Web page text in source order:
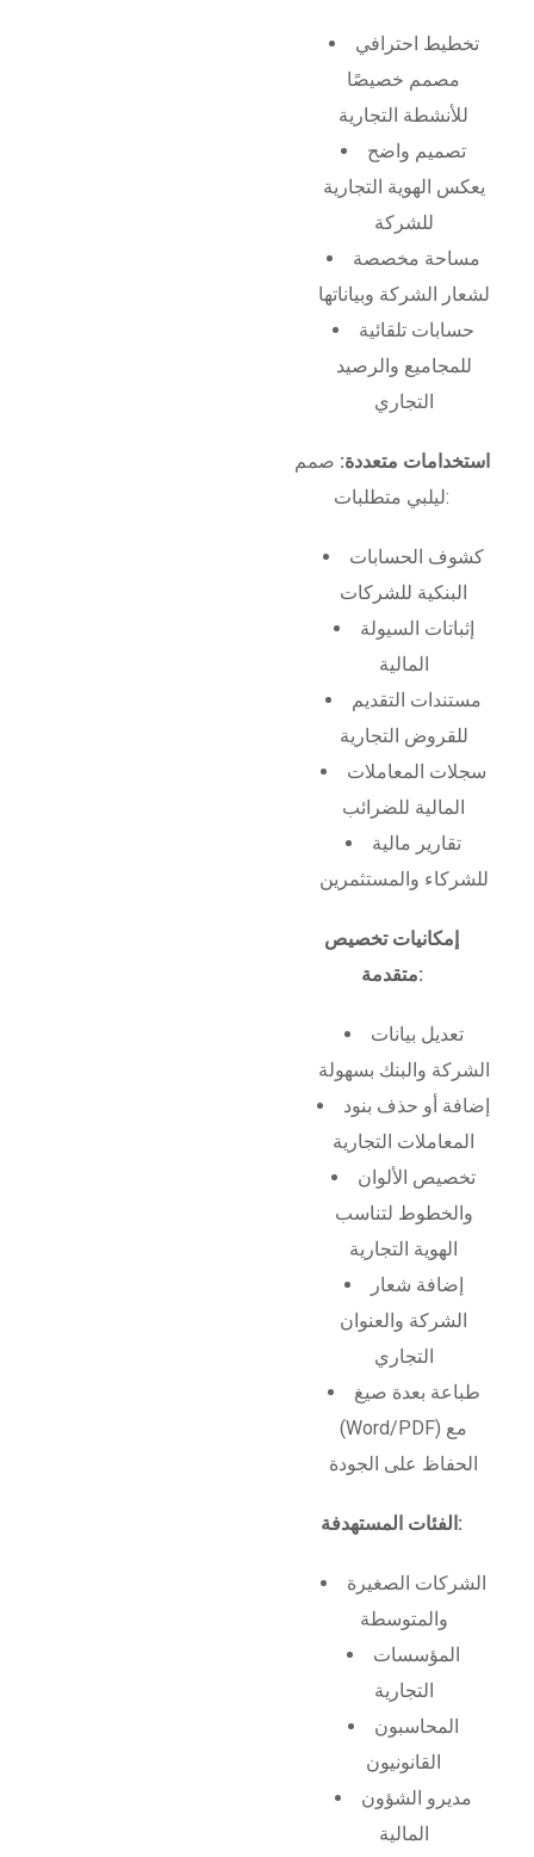
تخطيط احترافي
مصمم خصيصًا
للأنشطة التجارية
تصميم واضح
يعكس الهوية التجارية
للشركة
مساحة مخصصة
لشعار الشركة وبياناتها
حسابات تلقائية
للمجاميع والرصيد
التجاري
استخدامات متعددة: صمم
ليلبي متطلبات:
كشوف الحسابات
البنكية للشركات
إثباتات السيولة
المالية
مستندات التقديم
للقروض التجارية
سجلات المعاملات
المالية للضرائب
تقارير مالية
للشركاء والمستثمرين
إمكانيات تخصيص
متقدمة:
تعديل بيانات
الشركة والبنك بسهولة
إضافة أو حذف بنود
المعاملات التجارية
تخصيص الألوان
والخطوط لتناسب
الهوية التجارية
إضافة شعار
الشركة والعنوان
التجاري
طباعة بعدة صيغ
(Word/PDF) مع
الحفاظ على الجودة
الفئات المستهدفة:
الشركات الصغيرة
والمتوسطة
المؤسسات
التجارية
المحاسبون
القانونيون
مديرو الشؤون
المالية